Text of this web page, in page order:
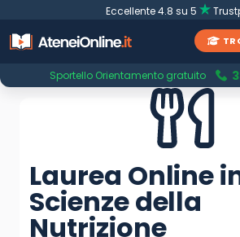
Eccellente 4.8 su 5
Sportello Orientamento gratuito
Laurea Online
Scienze della
Nutrizione